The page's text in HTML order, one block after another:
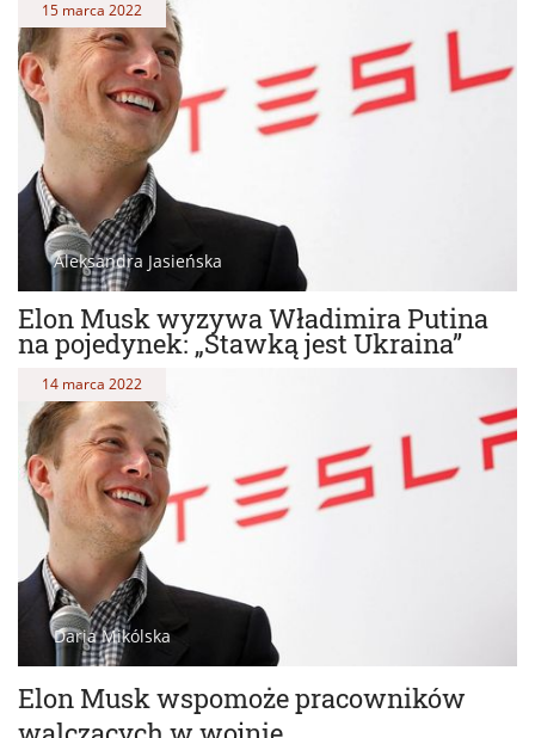
Elon Musk wyzywa Władimira Putina
na pojedynek: „Stawką jest Ukraina”
15 marca 2022
Aleksandra Jasieńska
Elon Musk wspomoże pracowników
14 marca 2022
Daria Mikólska